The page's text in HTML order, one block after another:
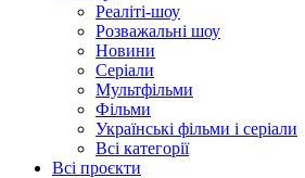
Реаліті-шоу
Розважальні шоу
Новини
Серіали
Мультфільми
Фільми
Українські фільми і серіали
Всі категорії
Всі проєкти